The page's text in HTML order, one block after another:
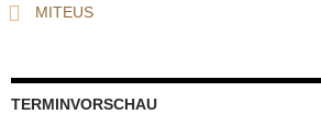
MITEUS
TERMINVORSCHAU